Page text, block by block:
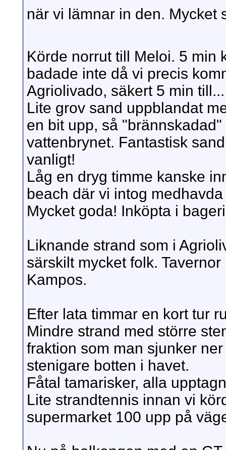
när vi lämnar in den. Mycket
Körde norrut till Meloi. 5 min
badade inte då vi precis
Agriolivado, säkert 5 min
Lite grov sand uppblandat
en bit upp, så
vattenbrynet. Fantastisk
vanligt!
Låg en dryg timme kanske
beach där vi intog
Mycket goda! Inköpta i
Liknande strand som i
särskilt mycket folk.
Kampos.
Efter lata timmar en kort tur
Mindre strand med större
fraktion som man sjunker
stenigare botten i havet.
Fåtal tamarisker, alla
Lite strandtennis innan vi
supermarket 100 upp på